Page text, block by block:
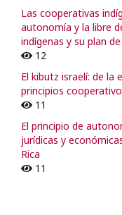
Las cooperativas
autonomía y la libre
indígenas y su plan
12
El kibutz israelí: de la
principios
11
El principio de
jurídicas y
Rica
11